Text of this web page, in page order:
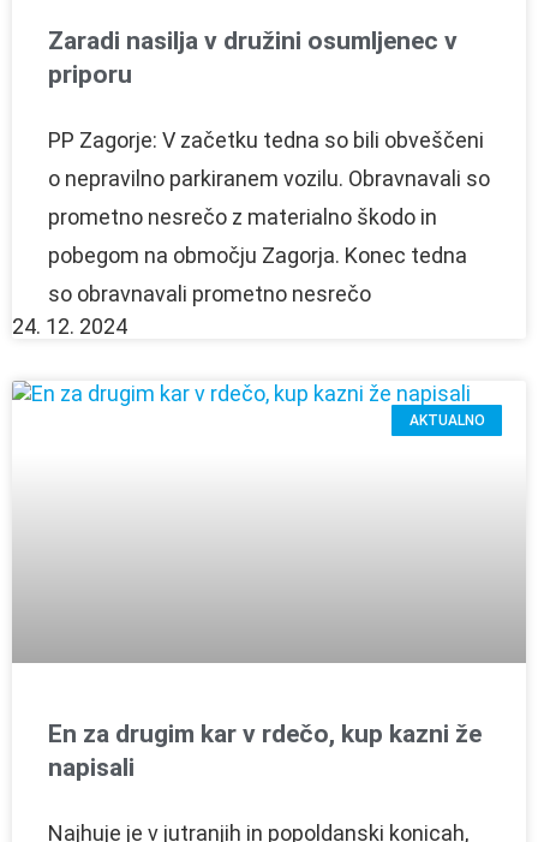
Zaradi nasilja v družini osumljenec v
priporu
PP Zagorje: V začetku tedna so bili obveščeni
o nepravilno parkiranem vozilu. Obravnavali so
prometno nesrečo z materialno škodo in
pobegom na območju Zagorja. Konec tedna
so obravnavali prometno nesrečo
24. 12. 2024
AKTUALNO
En za drugim kar v rdečo, kup kazni že
napisali
Najhuje je v jutranjih in popoldanski konicah,